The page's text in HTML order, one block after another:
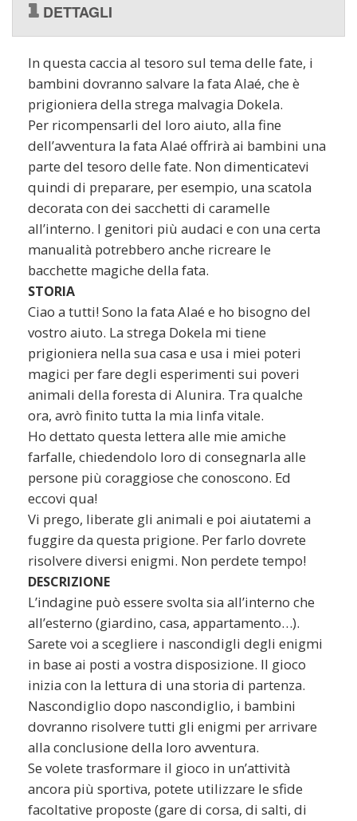
DETTAGLI
In questa caccia al tesoro sul tema delle fate, i
bambini dovranno salvare la fata Alaé, che è
prigioniera della strega malvagia Dokela.
Per ricompensarli del loro aiuto, alla fine
dell’avventura la fata Alaé offrirà ai bambini una
parte del tesoro delle fate. Non dimenticatevi
quindi di preparare, per esempio, una scatola
decorata con dei sacchetti di caramelle
all’interno. I genitori più audaci e con una certa
manualità potrebbero anche ricreare le
bacchette magiche della fata.
STORIA
Ciao a tutti! Sono la fata Alaé e ho bisogno del
vostro aiuto. La strega Dokela mi tiene
prigioniera nella sua casa e usa i miei poteri
magici per fare degli esperimenti sui poveri
animali della foresta di Alunira. Tra qualche
ora, avrò finito tutta la mia linfa vitale.
Ho dettato questa lettera alle mie amiche
farfalle, chiedendolo loro di consegnarla alle
persone più coraggiose che conoscono. Ed
eccovi qua!
Vi prego, liberate gli animali e poi aiutatemi a
fuggire da questa prigione. Per farlo dovrete
risolvere diversi enigmi. Non perdete tempo!
DESCRIZIONE
L’indagine può essere svolta sia all’interno che
all’esterno (giardino, casa, appartamento…).
Sarete voi a scegliere i nascondigli degli enigmi
in base ai posti a vostra disposizione. Il gioco
inizia con la lettura di una storia di partenza.
Nascondiglio dopo nascondiglio, i bambini
dovranno risolvere tutti gli enigmi per arrivare
alla conclusione della loro avventura.
Se volete trasformare il gioco in un’attività
ancora più sportiva, potete utilizzare le sfide
facoltative proposte (gare di corsa, di salti, di